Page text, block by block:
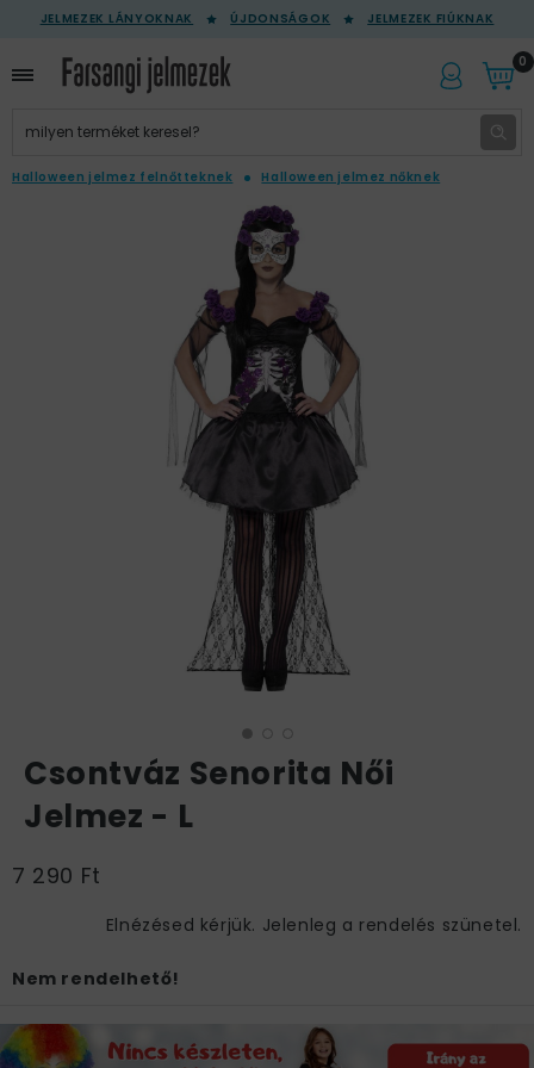
JELMEZEK LÁNYOKNAK ÚJDONSÁGOK JELMEZEK FIÚKNAK
0
Halloween jelmez felnőtteknek Halloween jelmez nőknek
Csontváz Senorita Női
Jelmez - L
7 290 Ft
Elnézésed kérjük. Jelenleg a rendelés szünetel.
Nem rendelhető!